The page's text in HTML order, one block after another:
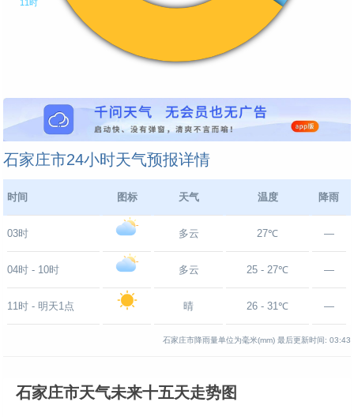
石家庄市24小时天气预报详情
时间 图标 天气 温度 降雨
03时 多云 27℃ —
04时 - 10时 多云 25 - 27℃ —
11时 - 明天1点 晴 26 - 31℃ —
石家庄市降雨量单位为毫米(mm) 最后更新时间: 03:43
石家庄市天气未来十五天走势图